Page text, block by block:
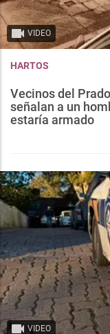
VIDEO
HARTOS
Vecinos del
señalan a un
estaría armado
VIDEO